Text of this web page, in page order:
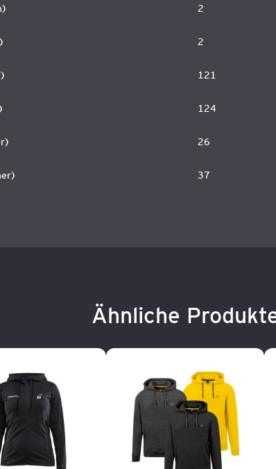
2
2
121
124
26
37
Ähnliche